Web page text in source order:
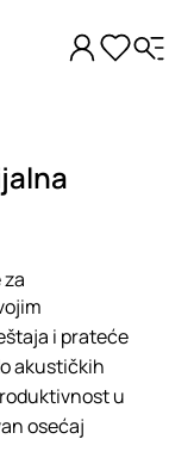
i prateće
akustičkih
u
osećaj